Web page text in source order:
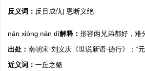
反义词： 反目成仇| 恩断义绝
nán xiōng nán dì解释： 形容两兄弟都好，难
出处： 南朝宋·刘义庆《世说新语·德行》：“
近义词： 一丘之貉